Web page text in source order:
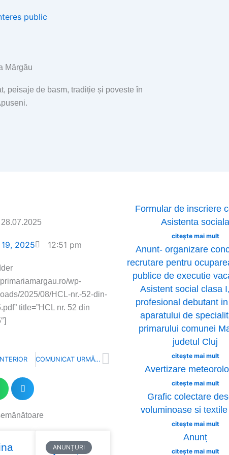
public
Mărgău
peisaje de basm, tradiție și poveste în
2025 12:51 pm
wp-
2025/08/HCL-nr.-52-din-
title=”HCL nr. 52 din
COMUNICAT URMĂTOR Next
ANUNȚURI
Formular de inscriere
Asistenta sociala
citește mai mult
Anunt- organizare
recrutare pentru
publice de executie
Asistent social clasa
profesional debutant in
aparatului de
primarului comunei
judetul Cluj
citește mai mult
Avertizare
citește mai mult
Grafic colectare
voluminoase si
citește mai mult
Anunț
citește mai mult
Page
Page
PagePage